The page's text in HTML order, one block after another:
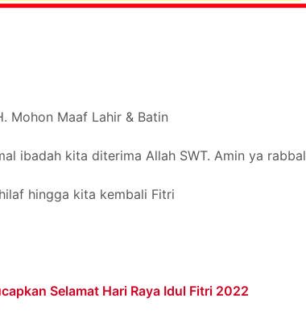
Mohon Maaf Lahir & Batin
ibadah kita diterima Allah SWT. Amin ya rabbal
hingga kita kembali Fitri
Selamat Hari Raya Idul Fitri 2022